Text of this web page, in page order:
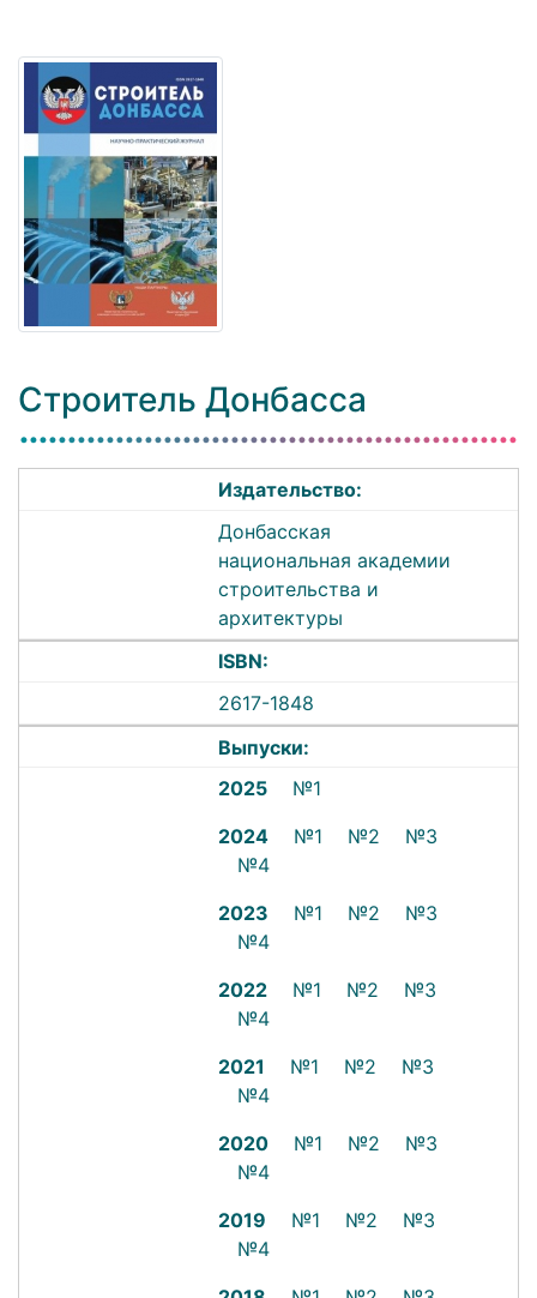
Строитель Донбасса
Издательство:
Донбасская
национальная академии
строительства и
архитектуры
ISBN:
2617-1848
Выпуски:
2025
№1
2024
№1 №2
№3
№4
2023
№1 №2
№3
№4
2022
№1 №2
№3
№4
2021
№1 №2
№3
№4
2020
№1 №2
№3
№4
2019
№1 №2
№3
№4